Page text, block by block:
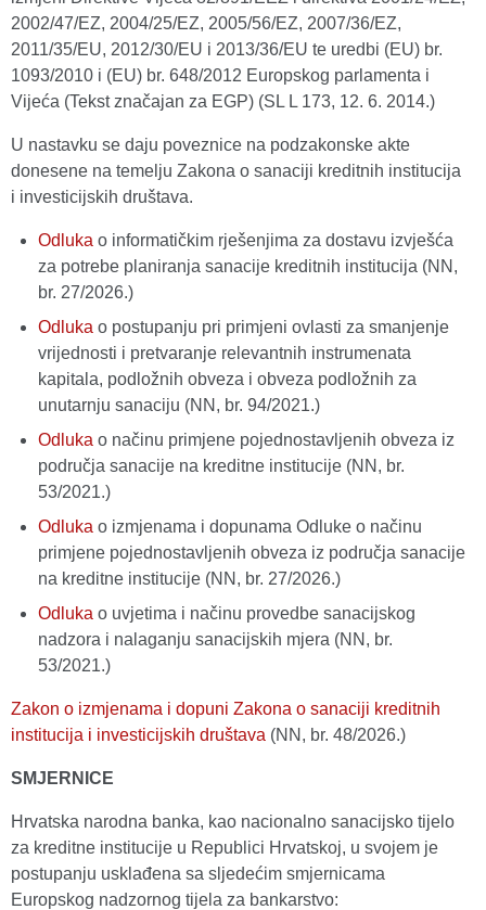
2002/47/EZ, 2004/25/EZ, 2005/56/EZ, 2007/36/EZ,
2011/35/EU, 2012/30/EU i 2013/36/EU te uredbi (EU) br.
1093/2010 i (EU) br. 648/2012 Europskog parlamenta i
Vijeća (Tekst značajan za EGP) (SL L 173, 12. 6. 2014.)
U nastavku se daju poveznice na podzakonske akte
donesene na temelju Zakona o sanaciji kreditnih institucija
i investicijskih društava.
Odluka o informatičkim rješenjima za dostavu izvješća
za potrebe planiranja sanacije kreditnih institucija (NN,
br. 27/2026.)
Odluka o postupanju pri primjeni ovlasti za smanjenje
vrijednosti i pretvaranje relevantnih instrumenata
kapitala, podložnih obveza i obveza podložnih za
unutarnju sanaciju (NN, br. 94/2021.)
Odluka o načinu primjene pojednostavljenih obveza iz
područja sanacije na kreditne institucije (NN, br.
53/2021.)
Odluka o izmjenama i dopunama Odluke o načinu
primjene pojednostavljenih obveza iz područja sanacije
na kreditne institucije (NN, br. 27/2026.)
Odluka o uvjetima i načinu provedbe sanacijskog
nadzora i nalaganju sanacijskih mjera (NN, br.
53/2021.)
Zakon o izmjenama i dopuni Zakona o sanaciji kreditnih
institucija i investicijskih društava (NN, br. 48/2026.)
SMJERNICE
Hrvatska narodna banka, kao nacionalno sanacijsko tijelo
za kreditne institucije u Republici Hrvatskoj, u svojem je
postupanju usklađena sa sljedećim smjernicama
Europskog nadzornog tijela za bankarstvo: